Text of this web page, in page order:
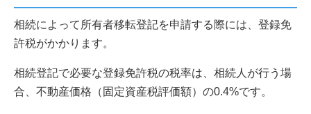
相続によって所有者移転登記を申請する際には、登録免
許税がかかります。
相続登記で必要な登録免許税の税率は、相続人が行う場
合、不動産価格（固定資産税評価額）の0.4%です。